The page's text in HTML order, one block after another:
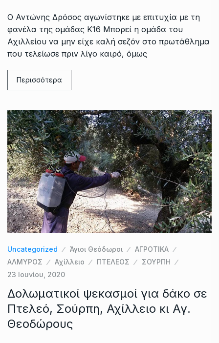
Ο Αντώνης Δρόσος αγωνίστηκε με επιτυχία με τη
φανέλα της ομάδας Κ16 Μπορεί η ομάδα του
Αχιλλείου να μην είχε καλή σεζόν στο πρωτάθλημα
που τελείωσε πριν λίγο καιρό, όμως
Περισσότερα
Uncategorized Άγιοι Θεόδωροι
ΑΓΡΟΤΙΚΑ
ΑΛΜΥΡΟΣ
Αχίλλειο ΠΤΕΛΕΟΣ
ΣΟΥΡΠΗ
23 Ιουνίου, 2020
Δολωματικοί ψεκασμοί για δάκο σε
Πτελεό, Σούρπη, Αχίλλειο κι Αγ.
Θεοδώρους